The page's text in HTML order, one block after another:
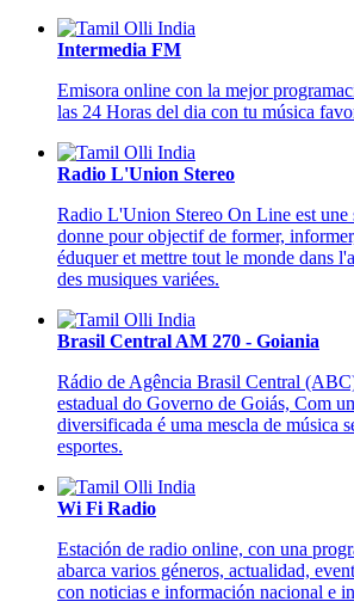
Intermedia FM
Emisora online con la mejor
las 24 Horas del dia con tu música
Radio L'Union Stereo
Radio L'Union Stereo On Line est une
donne pour objectif de former,
éduquer et mettre tout le monde dans
des musiques variées.
Brasil Central AM 270 - Goiania
Rádio de Agência Brasil Central
estadual do Governo de Goiás, Com
diversificada é uma mescla de música
esportes.
Wi Fi Radio
Estación de radio online, con una
abarca varios géneros, actualidad,
con noticias e información nacional e